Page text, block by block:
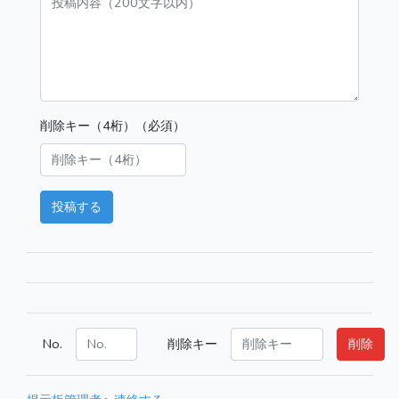
削除キー（4桁）（必須）
投稿する
No. 削除キー 削除